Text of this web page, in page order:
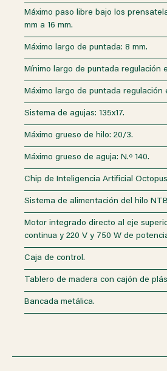
Máximo paso libre bajo los
mm a 16 mm.
Máximo largo de puntada: 8 mm.
Mínimo largo de puntada regulación
Máximo largo de puntada regulación
Sistema de agujas: 135x17.
Máximo grueso de hilo: 20/3.
Máximo grueso de aguja: N.º 140.
Chip de Inteligencia Artificial
Sistema de alimentación del hilo
Motor integrado directo al eje
continua y 220 V y 750 W de
Caja de control.
Tablero de madera con cajón de
Bancada metálica.